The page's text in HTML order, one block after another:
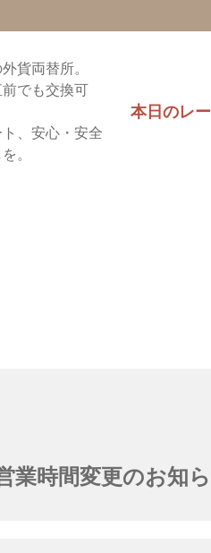
貨両替所。
でも交換可
、安心・安全
。
本日のレ
業時間変更のお知